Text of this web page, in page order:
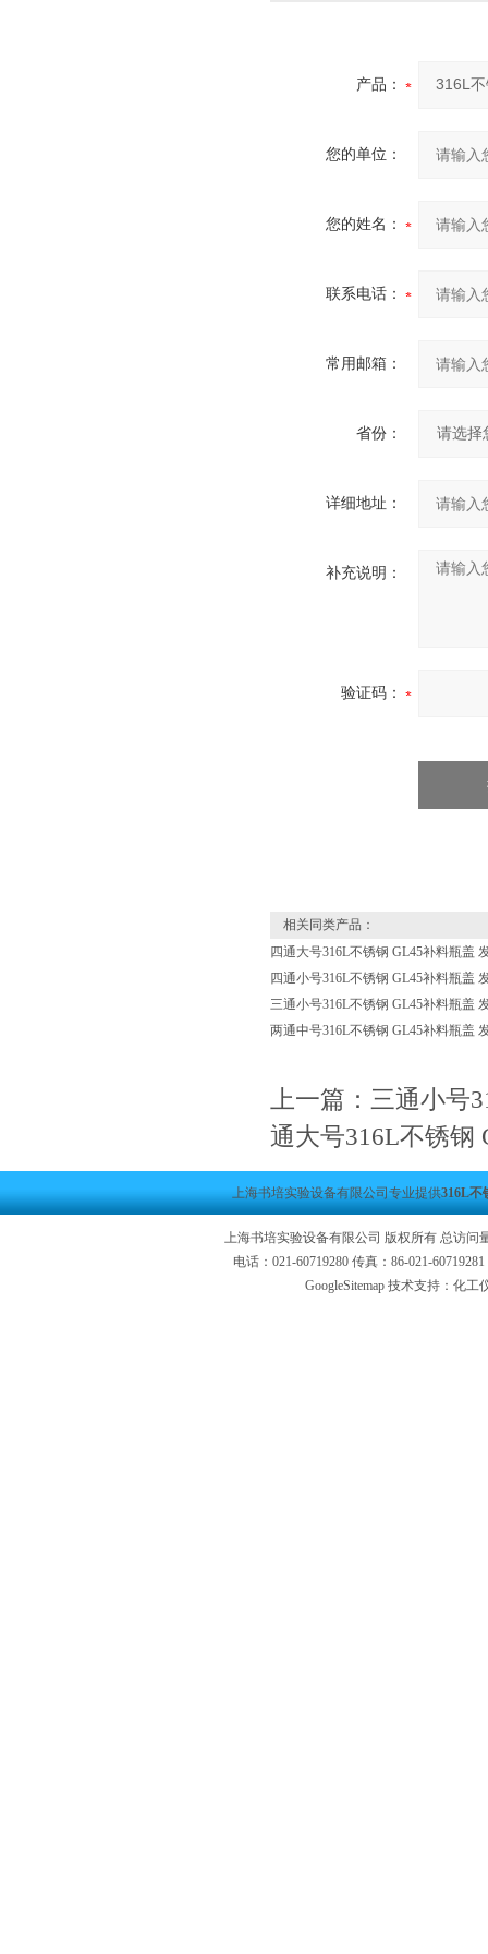
产品：
您的单位：
您的姓名：
联系电话：
常用邮箱：
省份：
详细地址：
补充说明：
验证码：
相关同类产品：
四通大号316L不锈钢 GL45补料瓶盖
四通小号316L不锈钢 GL45补料瓶盖
三通小号316L不锈钢 GL45补料瓶盖
两通中号316L不锈钢 GL45补料瓶盖
上一篇： 三通小号
通大号316L不锈钢
上海书培实验设备有限公司专业提供316L不
上海书培实验设备有限公司 版权所有 总访问
电话：021-60719280 传真：86-021-
GoogleSitemap 技术支持：化工